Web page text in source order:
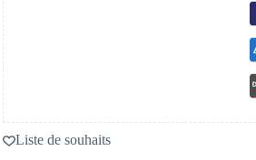
Liste de souhaits